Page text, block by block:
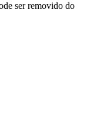
ser removido do